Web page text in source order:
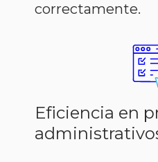
correctamente.
Eficiencia en